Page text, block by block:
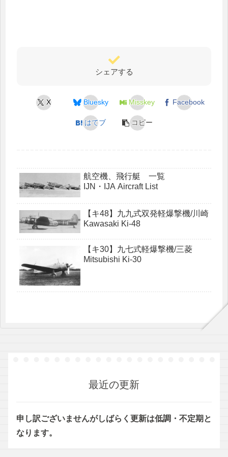
シェアする
X Bluesky Misskey Facebook
はてブ コピー
航空機、飛行艇 一覧
IJN・IJA Aircraft List
【キ48】九九式双発軽爆撃機/川崎
Kawasaki Ki-48
【キ30】九七式軽爆撃機/三菱
Mitsubishi Ki-30
最近の更新
申し訳ございませんがしばらく更新は低調・不定期と
なります。